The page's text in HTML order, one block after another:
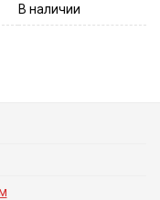
В наличии